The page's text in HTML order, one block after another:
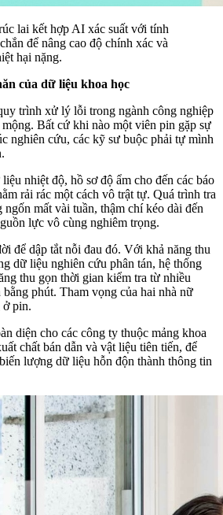
lai kết hợp AI xác suất với tính
để nâng cao độ chính xác và
hại nặng.
của dữ liệu khoa học
trình xử lý lỗi trong ngành công nghiệp
Bất cứ khi nào một viên pin gặp sự
nghiên cứu, các kỹ sư buộc phải tự mình
nhiệt độ, hồ sơ độ ẩm cho đến các báo
rải rác một cách vô trật tự. Quá trình tra
mất vài tuần, thậm chí kéo dài đến
lực vô cùng nghiêm trọng.
để dập tắt nỗi đau đó. Với khả năng thu
dữ liệu nghiên cứu phân tán, hệ thống
thu gọn thời gian kiểm tra từ nhiều
phút. Tham vọng của hai nhà nữ
ở pin.
diện cho các công ty thuộc mảng khoa
chất bán dẫn và vật liệu tiên tiến, để
lượng dữ liệu hỗn độn thành thông tin